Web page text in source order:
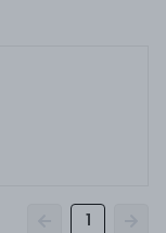
1